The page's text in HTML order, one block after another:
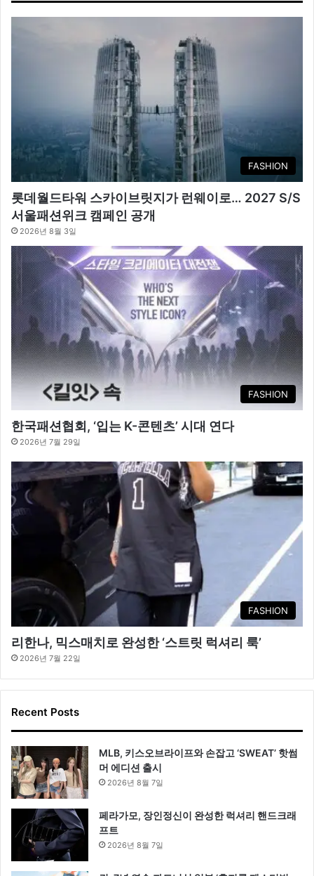
FASHION
롯데월드타워 스카이브릿지가 런웨이로… 2027 S/S
서울패션위크 캠페인 공개
2026년 8월 3일
FASHION
한국패션협회, ‘입는 K-콘텐츠’ 시대 연다
2026년 7월 29일
FASHION
리한나, 믹스매치로 완성한 ‘스트릿 럭셔리 룩’
2026년 7월 22일
Recent Posts
MLB, 키스오브라이프와 손잡고 ‘SWEAT’ 핫썸
머 에디션 출시
2026년 8월 7일
페라가모, 장인정신이 완성한 럭셔리 핸드크래
프트
2026년 8월 7일